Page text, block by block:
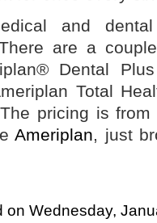
and
There are a
Dental
Total
pricing is
Ameriplan, just
on Wednesday,